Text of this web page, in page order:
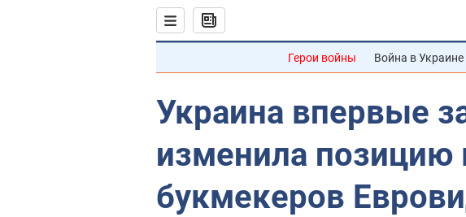
Герои войны Война в Украине
Украина впервые
изменила позицию
букмекеров